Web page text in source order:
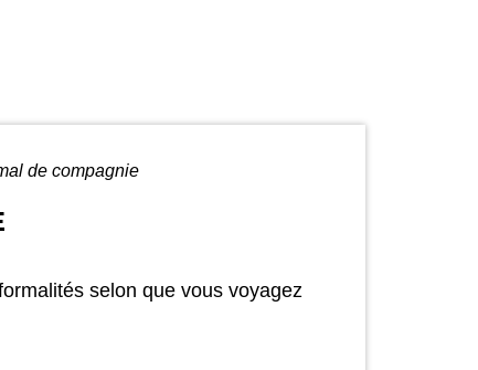
de compagnie
selon que vous voyagez